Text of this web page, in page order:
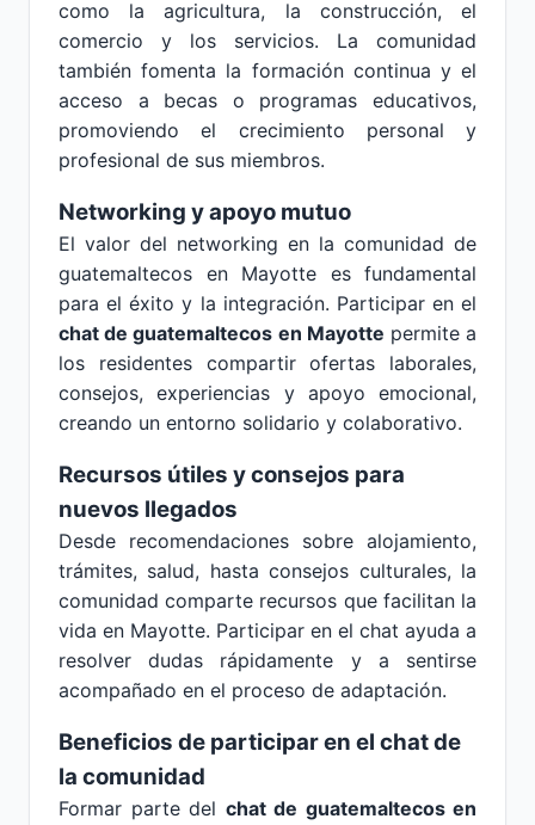
como la agricultura, la construcción, el
comercio y los servicios. La comunidad
también fomenta la formación continua y el
acceso a becas o programas educativos,
promoviendo el crecimiento personal y
profesional de sus miembros.
Networking y apoyo mutuo
El valor del networking en la comunidad de
guatemaltecos en Mayotte es fundamental
para el éxito y la integración. Participar en el
chat de guatemaltecos en Mayotte permite a
los residentes compartir ofertas laborales,
consejos, experiencias y apoyo emocional,
creando un entorno solidario y colaborativo.
Recursos útiles y consejos para
nuevos llegados
Desde recomendaciones sobre alojamiento,
trámites, salud, hasta consejos culturales, la
comunidad comparte recursos que facilitan la
vida en Mayotte. Participar en el chat ayuda a
resolver dudas rápidamente y a sentirse
acompañado en el proceso de adaptación.
Beneficios de participar en el chat de
la comunidad
Formar parte del chat de guatemaltecos en